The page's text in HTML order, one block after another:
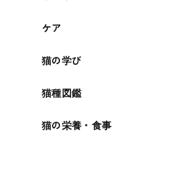
ケア
猫の学び
猫種図鑑
猫の栄養・食事